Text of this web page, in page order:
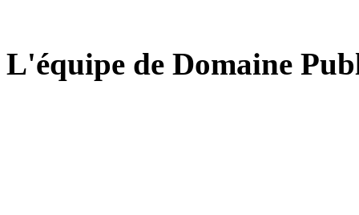
L'équipe de Domaine